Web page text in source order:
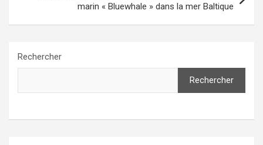
marin « Bluewhale » dans la mer Baltique
Rechercher
Rechercher